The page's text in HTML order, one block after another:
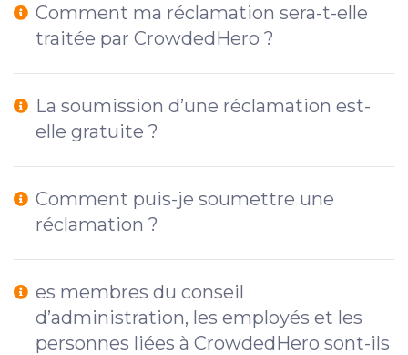
Comment ma réclamation sera-t-elle
traitée par CrowdedHero ?
La soumission d’une réclamation est-
elle gratuite ?
Comment puis-je soumettre une
réclamation ?
es membres du conseil
d’administration, les employés et les
personnes liées à CrowdedHero sont-ils